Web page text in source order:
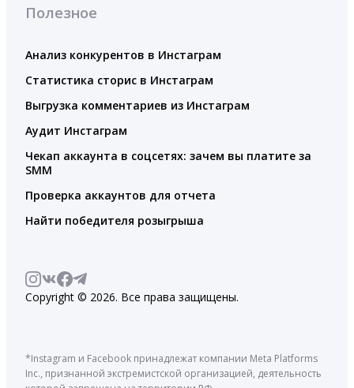
Полезное
Анализ конкурентов в Инстаграм
Статистика сторис в Инстаграм
Выгрузка комментариев из Инстаграм
Аудит Инстаграм
Чекап аккаунта в соцсетях: зачем вы платите за
SMM
Проверка аккаунтов для отчета
Найти победителя розыгрыша
Copyright © 2026. Все права защищены.
*Instagram и Facebook принадлежат компании Meta Platforms
Inc., признанной экстремистской организацией, деятельность